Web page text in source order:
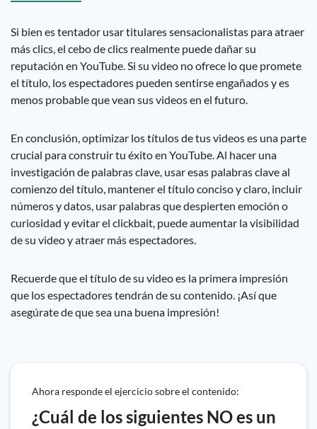
Si bien es tentador usar titulares sensacionalistas para atraer
más clics, el cebo de clics realmente puede dañar su
reputación en YouTube. Si su video no ofrece lo que promete
el título, los espectadores pueden sentirse engañados y es
menos probable que vean sus videos en el futuro.
En conclusión, optimizar los títulos de tus videos es una parte
crucial para construir tu éxito en YouTube. Al hacer una
investigación de palabras clave, usar esas palabras clave al
comienzo del título, mantener el título conciso y claro, incluir
números y datos, usar palabras que despierten emoción o
curiosidad y evitar el clickbait, puede aumentar la visibilidad
de su video y atraer más espectadores.
Recuerde que el título de su video es la primera impresión
que los espectadores tendrán de su contenido. ¡Así que
asegúrate de que sea una buena impresión!
Ahora responde el ejercicio sobre el contenido:
¿Cuál de los siguientes NO es un